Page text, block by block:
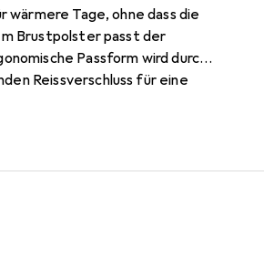
Tage, ohne dass die
Brustpolster passt der
Passform wird durch
Reissverschluss für eine